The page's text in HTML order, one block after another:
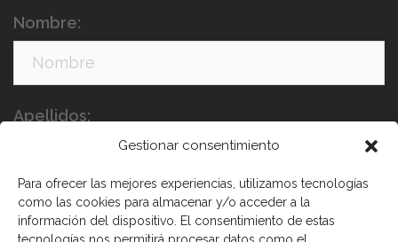
Gestionar consentimiento
Para ofrecer las mejores experiencias, utilizamos tecnologías
como las cookies para almacenar y/o acceder a la
información del dispositivo. El consentimiento de estas
Nombre:
Apellidos: